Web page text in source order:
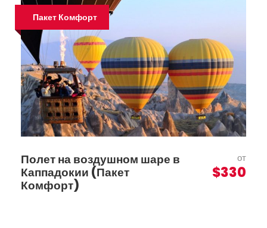
Пакет Комфорт
Полет на воздушном шаре в
Каппадокии (Пакет
Комфорт)
от
$330